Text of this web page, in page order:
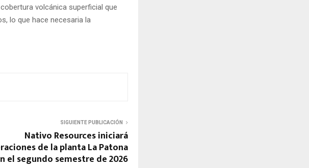
volcánica superficial que
lo que hace necesaria la
SIGUIENTE PUBLICACIÓN
Nativo Resources iniciará
de la planta La Patona
el segundo semestre de 2026